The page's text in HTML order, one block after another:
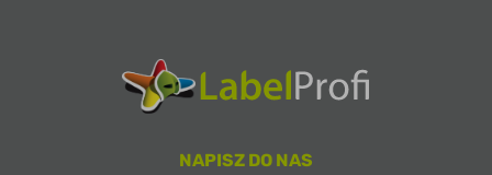
NAPISZ DO NAS